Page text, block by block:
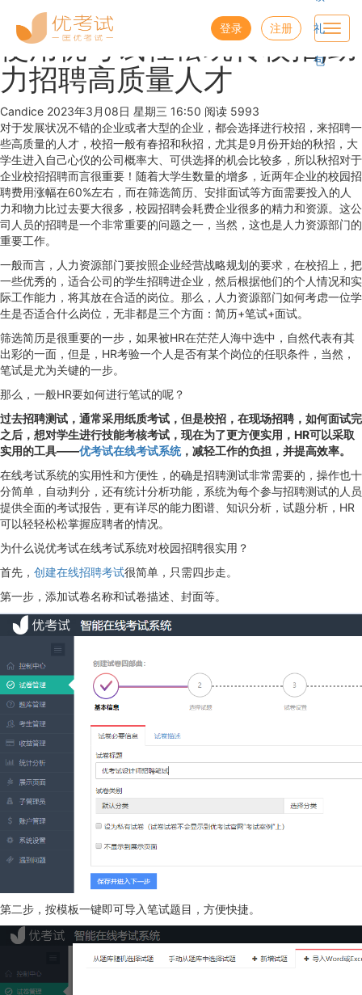
登录 注册 礼
包
使用优考试轻松玩转校招,助
力招聘高质量人才
Candice 2023年3月08日 星期三 16:50 阅读 5993
对于发展状况不错的企业或者大型的企业，都会选择进行校招，来招聘一
些高质量的人才，校招一般有春招和秋招，尤其是9月份开始的秋招，大
学生进入自己心仪的公司概率大、可供选择的机会比较多，所以秋招对于
企业校招招聘而言很重要！随着大学生数量的增多，近两年企业的校园招
聘费用涨幅在60%左右，而在筛选简历、安排面试等方面需要投入的人
力和物力比过去要大很多，校园招聘会耗费企业很多的精力和资源。这公
司人员的招聘是一个非常重要的问题之一，当然，这也是人力资源部门的
重要工作。
一般而言，人力资源部门要按照企业经营战略规划的要求，在校招上，把
一些优秀的，适合公司的学生招聘进企业，然后根据他们的个人情况和实
际工作能力，将其放在合适的岗位。那么，人力资源部门如何考虑一位学
生是否适合什么岗位，无非都是三个方面：简历+笔试+面试。
筛选简历是很重要的一步，如果被HR在茫茫人海中选中，自然代表有其
出彩的一面，但是，HR考验一个人是否有某个岗位的任职条件，当然，
笔试是尤为关键的一步。
那么，一般HR要如何进行笔试的呢？
过去招聘测试，通常采用纸质考试，但是校招，在现场招聘，如何面试完
之后，想对学生进行技能考核考试，现在为了更方便实用，HR可以采取
实用的工具——优考试在线考试系统，减轻工作的负担，并提高效率。
在线考试系统的实用性和方便性，的确是招聘测试非常需要的，操作也十
分简单，自动判分，还有统计分析功能，系统为每个参与招聘测试的人员
提供全面的考试报告，更有详尽的能力图谱、知识分析，试题分析，HR
可以轻轻松松掌握应聘者的情况。
为什么说优考试在线考试系统对校园招聘很实用？
首先， 创建在线招聘考试很简单，只需四步走。
第一步，添加试卷名称和试卷描述、封面等。
第二步，按模板一键即可导入笔试题目，方便快捷。